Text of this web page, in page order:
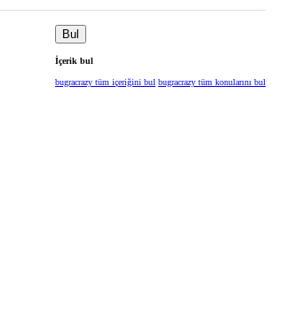
Bul
İçerik bul
bugracrazy tüm içeriğini bul bugracrazy tüm konularını bul